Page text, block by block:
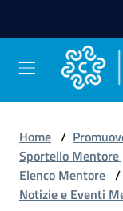
Avviare
Impresa
Home /
Sportello
Elenco Mentore /
Notizie e Eventi